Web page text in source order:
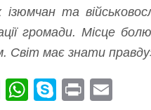
ізюмчан та
громади. Місце
Світ має знати
Vi
W
S
Pr